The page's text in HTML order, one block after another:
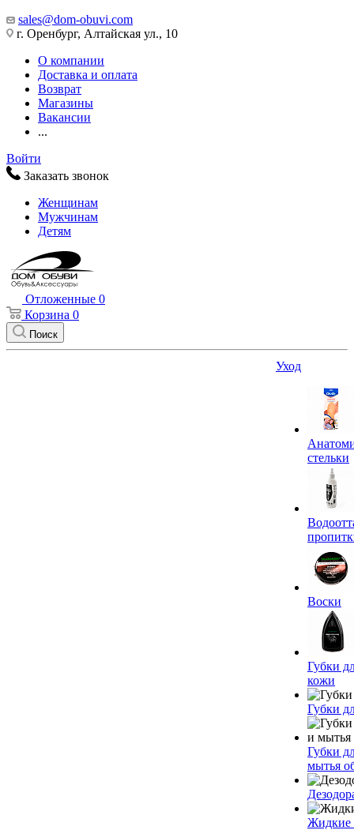
sales@dom-obuvi.com
г. Оренбург, Алтайская ул., 10
О компании
Доставка и оплата
Возврат
Магазины
Вакансии
...
Войти
Заказать звонок
Женщинам
Мужчинам
Детям
Отложенные 0
Корзина 0
Поиск
Уход
стельки
Воски
Губки
кожи
Губки
Губки
мытья
Жидкие